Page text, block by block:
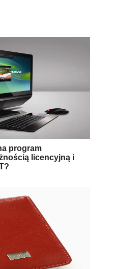
program
licencyjną i